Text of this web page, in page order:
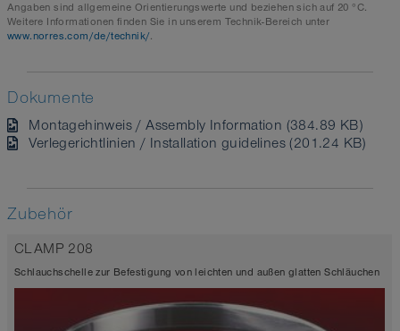
Angaben sind allgemeine Orientierungswerte und beziehen sich auf 20 °C.
Weitere Informationen finden Sie in unserem Technik-Bereich unter
www.norres.com/de/technik/.
Dokumente
Montagehinweis / Assembly Information (384.89 KB)
Verlegerichtlinien / Installation guidelines (201.24 KB)
Zubehör
CLAMP 208
Schlauchschelle zur Befestigung von leichten und außen glatten Schläuchen